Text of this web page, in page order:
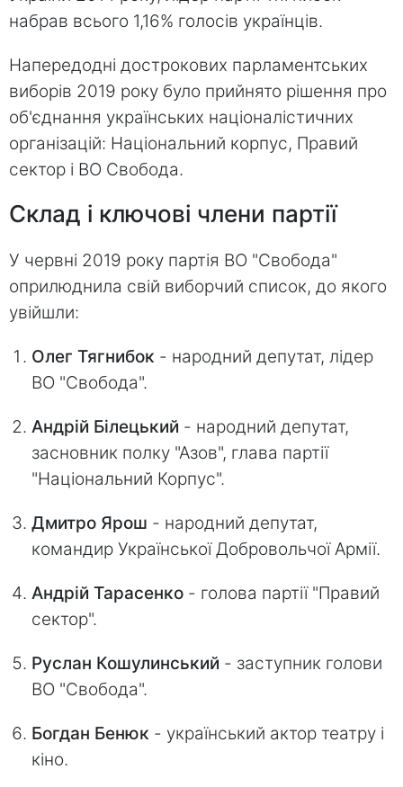
набрав всього 1,16% голосів українців.
Напередодні дострокових парламентських
виборів 2019 року було прийнято рішення про
об'єднання українських націоналістичних
організацій: Національний корпус, Правий
сектор і ВО Свобода.
Склад і ключові члени партії
У червні 2019 року партія ВО "Свобода"
оприлюднила свій виборчий список, до якого
увійшли:
Олег Тягнибок - народний депутат, лідер
ВО "Свобода".
Андрій Білецький - народний депутат,
засновник полку "Азов", глава партії
"Національний Корпус".
Дмитро Ярош - народний депутат,
командир Української Добровольчої Армії.
Андрій Тарасенко - голова партії "Правий
сектор".
Руслан Кошулинський - заступник голови
ВО "Свобода".
Богдан Бенюк - український актор театру і
кіно.